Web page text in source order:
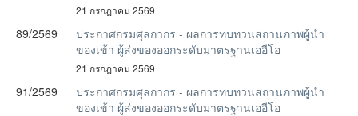
21 กรกฎาคม 2569
89/2569
ประกาศกรมศุลกากร - ผลการทบทวนสถานภาพผู้นำ
ของเข้า ผู้ส่งของออกระดับมาตรฐานเออีโอ
21 กรกฎาคม 2569
91/2569
ประกาศกรมศุลกากร - ผลการทบทวนสถานภาพผู้นำ
ของเข้า ผู้ส่งของออกระดับมาตรฐานเออีโอ